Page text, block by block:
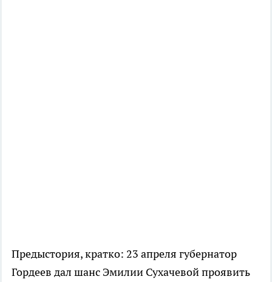
Предыстория, кратко: 23 апреля губернатор
Гордеев дал шанс Эмилии Сухачевой проявить